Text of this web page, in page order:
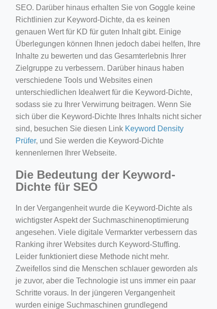
SEO. Darüber hinaus erhalten Sie von Goggle keine
Richtlinien zur Keyword-Dichte, da es keinen
genauen Wert für KD für guten Inhalt gibt. Einige
Überlegungen können Ihnen jedoch dabei helfen, Ihre
Inhalte zu bewerten und das Gesamterlebnis Ihrer
Zielgruppe zu verbessern. Darüber hinaus haben
verschiedene Tools und Websites einen
unterschiedlichen Idealwert für die Keyword-Dichte,
sodass sie zu Ihrer Verwirrung beitragen. Wenn Sie
sich über die Keyword-Dichte Ihres Inhalts nicht sicher
sind, besuchen Sie diesen Link Keyword Density
Prüfer, und Sie werden die Keyword-Dichte
kennenlernen Ihrer Webseite.
Die Bedeutung der Keyword-
Dichte für SEO
In der Vergangenheit wurde die Keyword-Dichte als
wichtigster Aspekt der Suchmaschinenoptimierung
angesehen. Viele digitale Vermarkter verbessern das
Ranking ihrer Websites durch Keyword-Stuffing.
Leider funktioniert diese Methode nicht mehr.
Zweifellos sind die Menschen schlauer geworden als
je zuvor, aber die Technologie ist uns immer ein paar
Schritte voraus. In der jüngeren Vergangenheit
wurden einige Suchmaschinen grundlegend